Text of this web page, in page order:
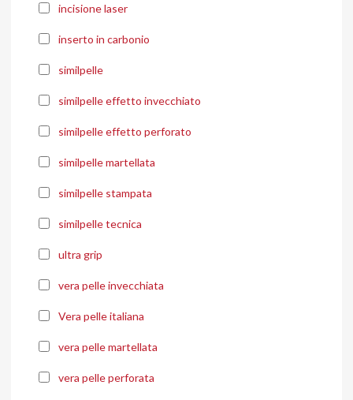
incisione laser
inserto in carbonio
similpelle
similpelle effetto invecchiato
similpelle effetto perforato
similpelle martellata
similpelle stampata
similpelle tecnica
ultra grip
vera pelle invecchiata
Vera pelle italiana
vera pelle martellata
vera pelle perforata